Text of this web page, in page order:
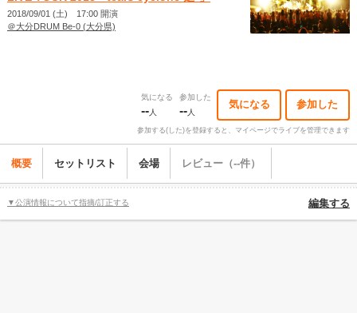
2018/09/01 (土) 17:00 開演
＠大分DRUM Be-0 (大分県)
気になる
--人
参加した
--人
気になる 参加した
参加する(した)を登録すると、マイページでライブを管理できます
概要 セットリスト 会場 レビュー（--件）
▼公演情報について指摘/訂正する 編集する